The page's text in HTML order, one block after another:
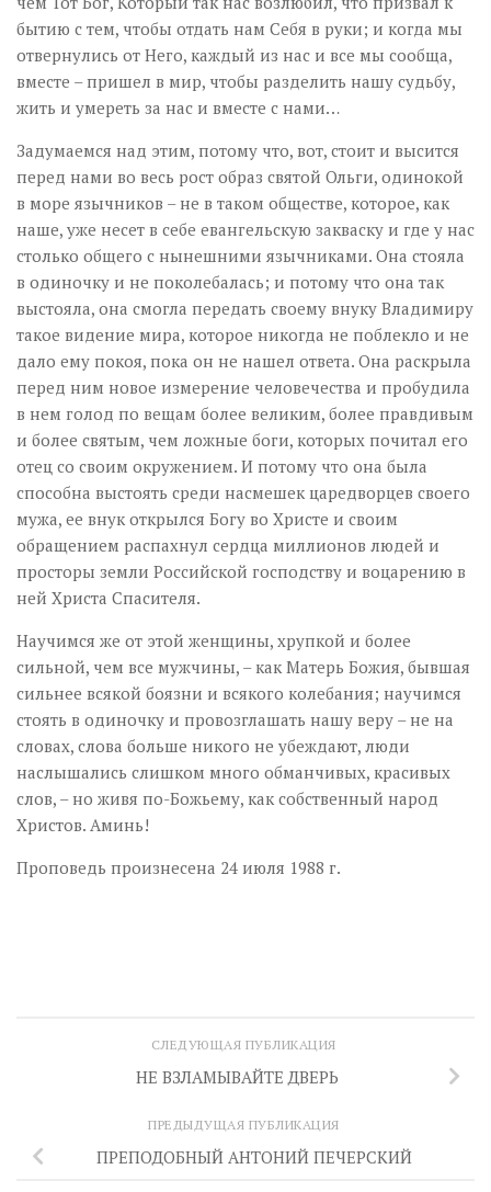
бытию с тем, чтобы отдать нам Себя в руки; и когда мы
отвернулись от Него, каждый из нас и все мы сообща,
вместе – пришел в мир, чтобы разделить нашу судьбу,
жить и умереть за нас и вместе с нами…
Задумаемся над этим, потому что, вот, стоит и высится
перед нами во весь рост образ святой Ольги, одинокой
в море язычников – не в таком обществе, которое, как
наше, уже несет в себе евангельскую закваску и где у нас
столько общего с нынешними язычниками. Она стояла
в одиночку и не поколебалась; и потому что она так
выстояла, она смогла передать своему внуку Владимиру
такое видение мира, которое никогда не поблекло и не
дало ему покоя, пока он не нашел ответа. Она раскрыла
перед ним новое измерение человечества и пробудила
в нем голод по вещам более великим, более правдивым
и более святым, чем ложные боги, которых почитал его
отец со своим окружением. И потому что она была
способна выстоять среди насмешек царедворцев своего
мужа, ее внук открылся Богу во Христе и своим
обращением распахнул сердца миллионов людей и
просторы земли Российской господству и воцарению в
ней Христа Спасителя.
Научимся же от этой женщины, хрупкой и более
сильной, чем все мужчины, – как Матерь Божия, бывшая
сильнее всякой боязни и всякого колебания; научимся
стоять в одиночку и провозглашать нашу веру – не на
словах, слова больше никого не убеждают, люди
наслышались слишком много обманчивых, красивых
слов, – но живя по-Божьему, как собственный народ
Христов. Аминь!
Проповедь произнесена 24 июля 1988 г.
СЛЕДУЮЩАЯ ПУБЛИКАЦИЯ
НЕ ВЗЛАМЫВАЙТЕ ДВЕРЬ
ПРЕДЫДУЩАЯ ПУБЛИКАЦИЯ
ПРЕПОДОБНЫЙ АНТОНИЙ ПЕЧЕРСКИЙ